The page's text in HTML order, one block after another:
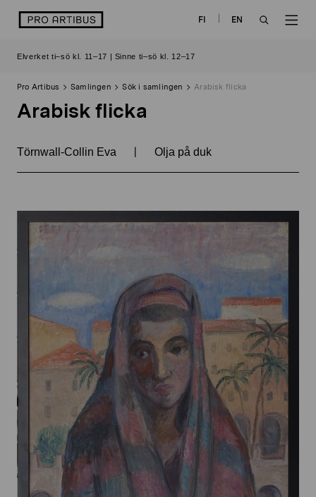
logo FI
EN
Elverket ti–sö kl. 11–17 | Sinne ti–sö kl. 12–17
Pro Artibus Samlingen Sök i samlingen Arabisk flicka
Arabisk flicka
Törnwall-Collin Eva | Olja på duk